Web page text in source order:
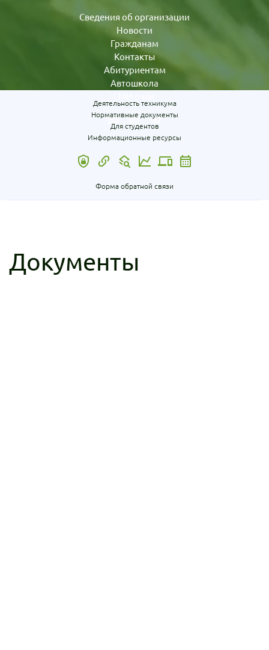
Сведения об организации
Новости
Гражданам
Контакты
Абитуриентам
Автошкола
Деятельность техникума
Нормативные документы
Для студентов
Информационные ресурсы
Форма обратной связи
Документы